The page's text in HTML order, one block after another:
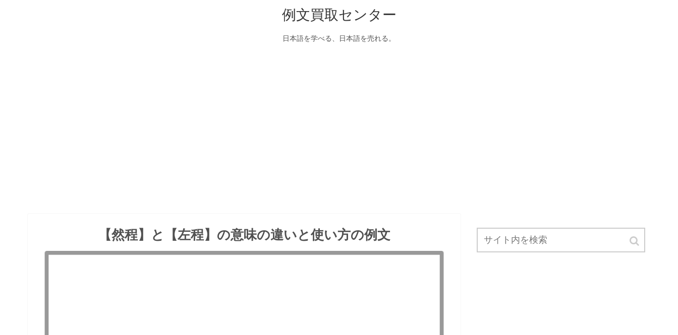
例文買取センター
日本語を学べる、日本語を売れる。
【然程】と【左程】の意味の違いと使い方の例文